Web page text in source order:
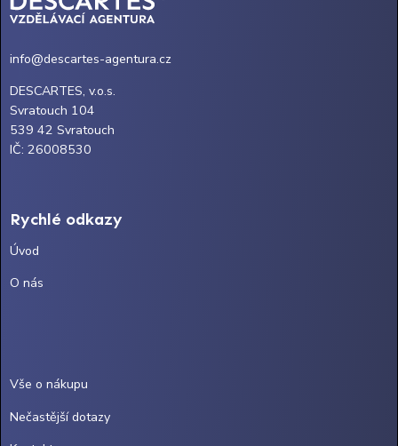
info@descartes-agentura.cz
DESCARTES, v.o.s.
Svratouch 104
539 42 Svratouch
IČ: 26008530
Rychlé odkazy
Úvod
O nás
Vše o nákupu
Nečastější dotazy